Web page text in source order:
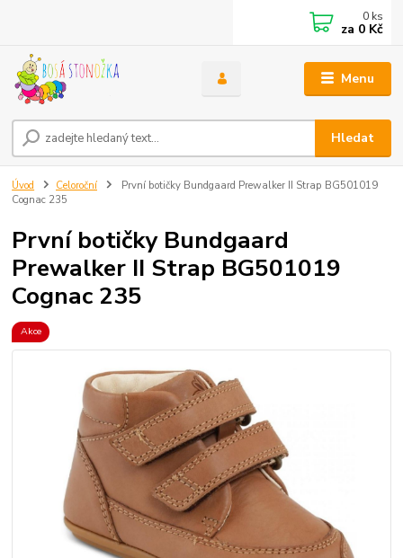
Menu
Hledat
0 ks
za 0 Kč
Úvod Celoroční
První botičky Bundgaard Prewalker II Strap BG501019
Cognac 235
První botičky Bundgaard
Prewalker II Strap BG501019
Cognac 235
Akce